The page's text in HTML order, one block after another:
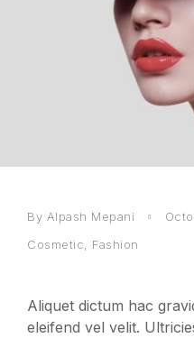
By Alpash Mepani
Cosmetic, Fashion
Aliquet dictum hac
eleifend vel velit.